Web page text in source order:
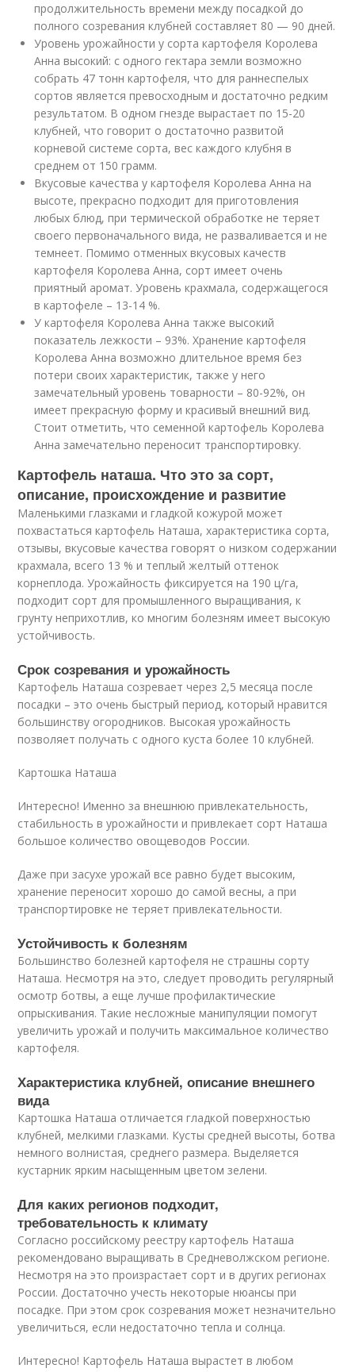
продолжительность времени между посадкой до
полного созревания клубней составляет 80 — 90 дней.
Уровень урожайности у сорта картофеля Королева
Анна высокий: с одного гектара земли возможно
собрать 47 тонн картофеля, что для раннеспелых
сортов является превосходным и достаточно редким
результатом. В одном гнезде вырастает по 15-20
клубней, что говорит о достаточно развитой
корневой системе сорта, вес каждого клубня в
среднем от 150 грамм.
Вкусовые качества у картофеля Королева Анна на
высоте, прекрасно подходит для приготовления
любых блюд, при термической обработке не теряет
своего первоначального вида, не разваливается и не
темнеет. Помимо отменных вкусовых качеств
картофеля Королева Анна, сорт имеет очень
приятный аромат. Уровень крахмала, содержащегося
в картофеле – 13-14 %.
У картофеля Королева Анна также высокий
показатель лежкости – 93%. Хранение картофеля
Королева Анна возможно длительное время без
потери своих характеристик, также у него
замечательный уровень товарности – 80-92%, он
имеет прекрасную форму и красивый внешний вид.
Стоит отметить, что семенной картофель Королева
Анна замечательно переносит транспортировку.
Картофель наташа. Что это за сорт,
описание, происхождение и развитие
Маленькими глазками и гладкой кожурой может
похвастаться картофель Наташа, характеристика сорта,
отзывы, вкусовые качества говорят о низком содержании
крахмала, всего 13 % и теплый желтый оттенок
корнеплода. Урожайность фиксируется на 190 ц/га,
подходит сорт для промышленного выращивания, к
грунту неприхотлив, ко многим болезням имеет высокую
устойчивость.
Срок созревания и урожайность
Картофель Наташа созревает через 2,5 месяца после
посадки – это очень быстрый период, который нравится
большинству огородников. Высокая урожайность
позволяет получать с одного куста более 10 клубней.
Картошка Наташа
Интересно! Именно за внешнюю привлекательность,
стабильность в урожайности и привлекает сорт Наташа
большое количество овощеводов России.
Даже при засухе урожай все равно будет высоким,
хранение переносит хорошо до самой весны, а при
транспортировке не теряет привлекательности.
Устойчивость к болезням
Большинство болезней картофеля не страшны сорту
Наташа. Несмотря на это, следует проводить регулярный
осмотр ботвы, а еще лучше профилактические
опрыскивания. Такие несложные манипуляции помогут
увеличить урожай и получить максимальное количество
картофеля.
Характеристика клубней, описание внешнего
вида
Картошка Наташа отличается гладкой поверхностью
клубней, мелкими глазками. Кусты средней высоты, ботва
немного волнистая, среднего размера. Выделяется
кустарник ярким насыщенным цветом зелени.
Для каких регионов подходит,
требовательность к климату
Согласно российскому реестру картофель Наташа
рекомендовано выращивать в Средневолжском регионе.
Несмотря на это произрастает сорт и в других регионах
России. Достаточно учесть некоторые нюансы при
посадке. При этом срок созревания может незначительно
увеличиться, если недостаточно тепла и солнца.
Интересно! Картофель Наташа вырастет в любом